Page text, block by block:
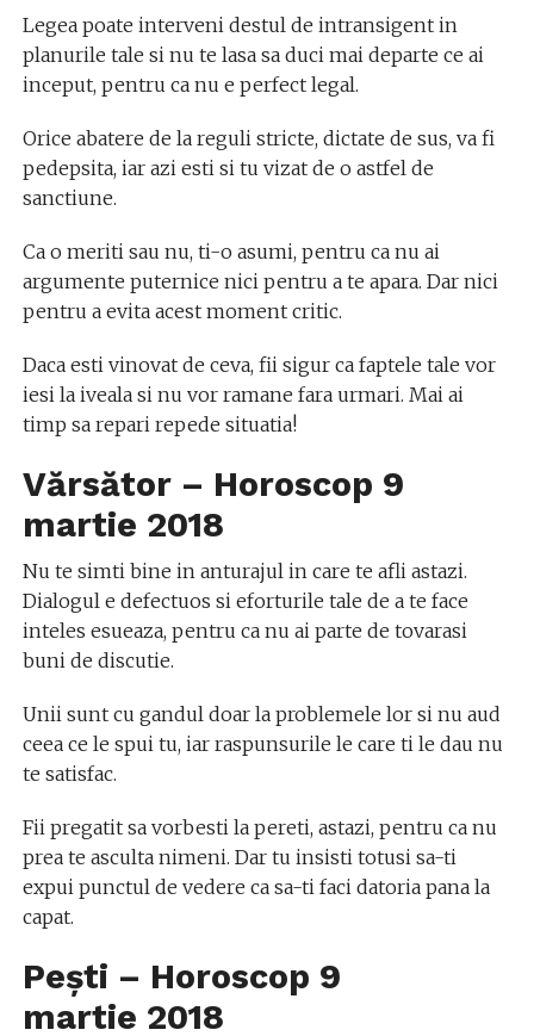
Legea poate interveni destul de intransigent in
planurile tale si nu te lasa sa duci mai departe ce ai
inceput, pentru ca nu e perfect legal.
Orice abatere de la reguli stricte, dictate de sus, va fi
pedepsita, iar azi esti si tu vizat de o astfel de
sanctiune.
Ca o meriti sau nu, ti-o asumi, pentru ca nu ai
argumente puternice nici pentru a te apara. Dar nici
pentru a evita acest moment critic.
Daca esti vinovat de ceva, fii sigur ca faptele tale vor
iesi la iveala si nu vor ramane fara urmari. Mai ai
timp sa repari repede situatia!
Vărsător – Horoscop 9
martie 2018
Nu te simti bine in anturajul in care te afli astazi.
Dialogul e defectuos si eforturile tale de a te face
inteles esueaza, pentru ca nu ai parte de tovarasi
buni de discutie.
Unii sunt cu gandul doar la problemele lor si nu aud
ceea ce le spui tu, iar raspunsurile le care ti le dau nu
te satisfac.
Fii pregatit sa vorbesti la pereti, astazi, pentru ca nu
prea te asculta nimeni. Dar tu insisti totusi sa-ti
expui punctul de vedere ca sa-ti faci datoria pana la
capat.
Pești – Horoscop 9
martie 2018